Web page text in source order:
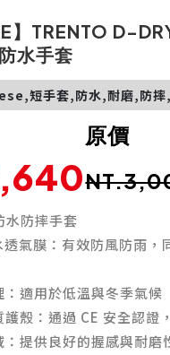
】TRENTO D-
水手套
短手套,防水,耐磨,防摔
原價
水防摔手套
氣膜：有效防風防雨，
適用於低溫與冬季氣候
殼：通過 CE 安全認證
提供良好的握感與耐磨